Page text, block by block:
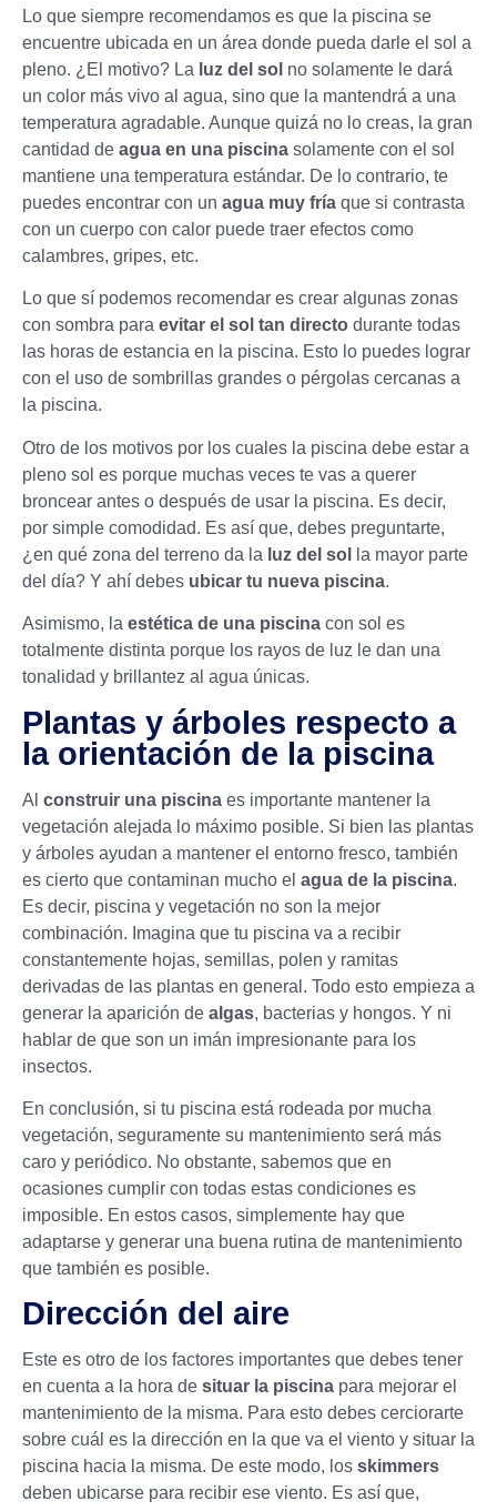
Lo que siempre recomendamos es que la piscina se
encuentre ubicada en un área donde pueda darle el sol a
pleno. ¿El motivo? La luz del sol no solamente le dará
un color más vivo al agua, sino que la mantendrá a una
temperatura agradable. Aunque quizá no lo creas, la gran
cantidad de agua en una piscina solamente con el sol
mantiene una temperatura estándar. De lo contrario, te
puedes encontrar con un agua muy fría que si contrasta
con un cuerpo con calor puede traer efectos como
calambres, gripes, etc.
Lo que sí podemos recomendar es crear algunas zonas
con sombra para evitar el sol tan directo durante todas
las horas de estancia en la piscina. Esto lo puedes lograr
con el uso de sombrillas grandes o pérgolas cercanas a
la piscina.
Otro de los motivos por los cuales la piscina debe estar a
pleno sol es porque muchas veces te vas a querer
broncear antes o después de usar la piscina. Es decir,
por simple comodidad. Es así que, debes preguntarte,
¿en qué zona del terreno da la luz del sol
la mayor parte
del día? Y ahí debes ubicar tu nueva piscina.
Asimismo, la estética de una piscina con sol es
totalmente distinta porque los rayos de luz le dan una
tonalidad y brillantez al agua únicas.
Plantas y árboles respecto a
la orientación de la piscina
Al construir una piscina es importante mantener la
vegetación alejada lo máximo posible. Si bien las plantas
y árboles ayudan a mantener el entorno fresco, también
es cierto que contaminan mucho el agua de la piscina.
Es decir, piscina y vegetación no son la mejor
combinación. Imagina que tu piscina va a recibir
constantemente hojas, semillas, polen y ramitas
derivadas de las plantas en general. Todo esto empieza a
generar la aparición de algas, bacterias y hongos. Y ni
hablar de que son un imán impresionante para los
insectos.
En conclusión, si tu piscina está rodeada por mucha
vegetación, seguramente su mantenimiento será más
caro y periódico. No obstante, sabemos que en
ocasiones cumplir con todas estas condiciones es
imposible. En estos casos, simplemente hay que
adaptarse y generar una buena rutina de mantenimiento
que también es posible.
Dirección del aire
Este es otro de los factores importantes que debes tener
en cuenta a la hora de situar la piscina para mejorar el
mantenimiento de la misma. Para esto debes cerciorarte
sobre cuál es la dirección en la que va el viento y situar la
piscina hacia la misma. De este modo, los skimmers
deben ubicarse para recibir ese viento. Es así que,